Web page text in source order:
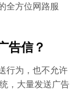
全方位网路服
告信？
行为，也不允许
，大量发送广告